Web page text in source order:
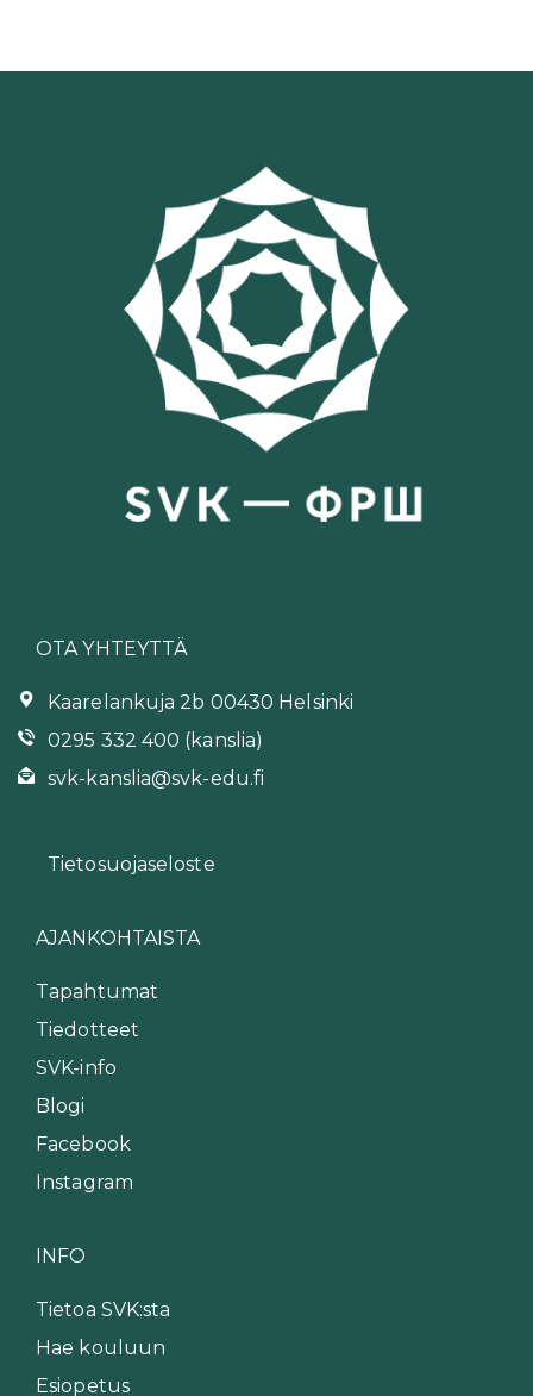
OTA YHTEYTTÄ
Kaarelankuja 2b 00430 Helsinki
0295 332 400 (kanslia)
svk-kanslia@svk-edu.fi
Tietosuojaseloste
AJANKOHTAISTA
Tapahtumat
Tiedotteet
SVK-info
Blogi
Facebook
Instagram
INFO
Tietoa SVK:sta
Hae kouluun
Esiopetus